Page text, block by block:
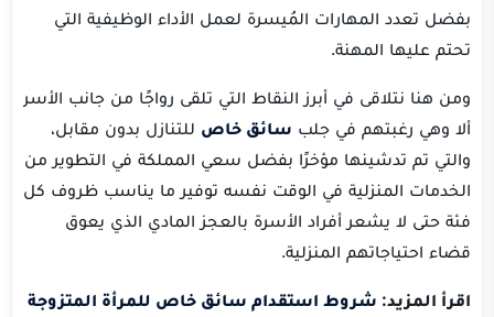
بفضل تعدد المهارات المُيسرة لعمل الأداء الوظيفية التي
تحتم عليها المهنة.
ومن هنا نتلاقى في أبرز النقاط التي تلقى رواجًا من جانب الأسر
ألا وهي رغبتهم في جلب سائق خاص للتنازل بدون مقابل،
والتي تم تدشينها مؤخرًا بفضل سعي المملكة في التطوير من
الخدمات المنزلية في الوقت نفسه توفير ما يناسب ظروف كل
فئة حتى لا يشعر أفراد الأسرة بالعجز المادي الذي يعوق
قضاء احتياجاتهم المنزلية.
اقرأ المزيد: شروط استقدام سائق خاص للمرأة المتزوجة